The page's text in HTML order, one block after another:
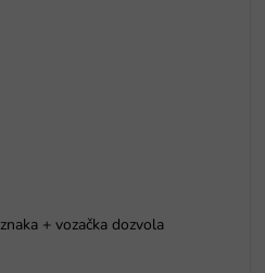
+ vozačka dozvola